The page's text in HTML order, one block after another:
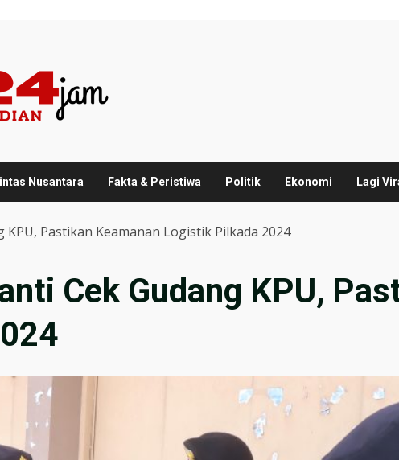
Nusantara Fakta & Peristiwa Politik Ekonomi Lagi
Pastikan Keamanan Logistik Pilkada 2024
Cek Gudang KPU,